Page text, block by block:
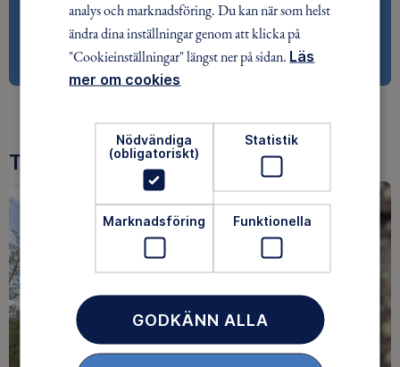
KLICKA HÄR FÖR ATT LÄSA MER
Tre goda skäl att bli medlem
analys och marknadsföring. Du kan när som helst
ändra dina inställningar genom att klicka på
"Cookieinställningar" längst ner på sidan. Läs
mer om cookies
Nödvändiga
(obligatoriskt)
Statistik
Marknadsföring Funktionella
GODKÄNN ALLA